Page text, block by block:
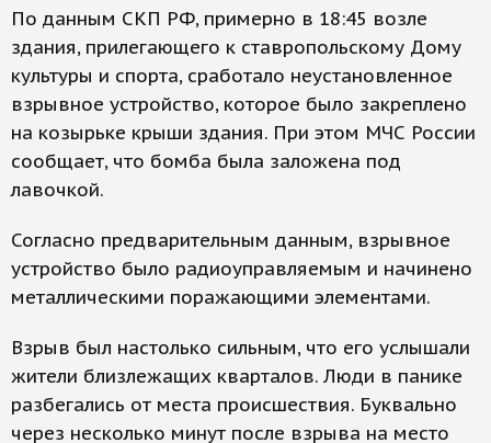
По данным СКП РФ, примерно в 18:45 возле
здания, прилегающего к ставропольскому Дому
культуры и спорта, сработало неустановленное
взрывное устройство, которое было закреплено
на козырьке крыши здания. При этом МЧС России
сообщает, что бомба была заложена под
лавочкой.
Согласно предварительным данным, взрывное
устройство было радиоуправляемым и начинено
металлическими поражающими элементами.
Взрыв был настолько сильным, что его услышали
жители близлежащих кварталов. Люди в панике
разбегались от места происшествия. Буквально
через несколько минут после взрыва на место